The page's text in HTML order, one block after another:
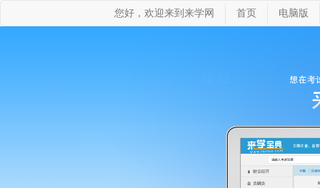
您好，欢迎来到来学网 首页 电脑版